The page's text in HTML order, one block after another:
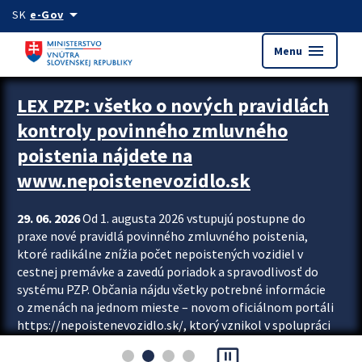
Preskocit na hlavný obsah
SK e-Govarrow_drop_down
Menu menu
Zastavit automatický posun upútavok
LEX PZP: všetko o nových pravidlách
kontroly povinného zmluvného
poistenia nájdete na
www.nepoistenevozidlo.sk
29. 06. 2026Od 1. augusta 2026 vstupujú postupne do
praxe nové pravidlá povinného zmluvného poistenia,
ktoré radikálne znížia počet nepoistených vozidiel v
cestnej premávke a zavedú poriadok a spravodlivosť do
systému PZP. Občania nájdu všetky potrebné informácie
o zmenách na jednom mieste – novom oficiálnom portáli
https://nepoistenevozidlo.sk/, ktorý vznikol v spolupráci